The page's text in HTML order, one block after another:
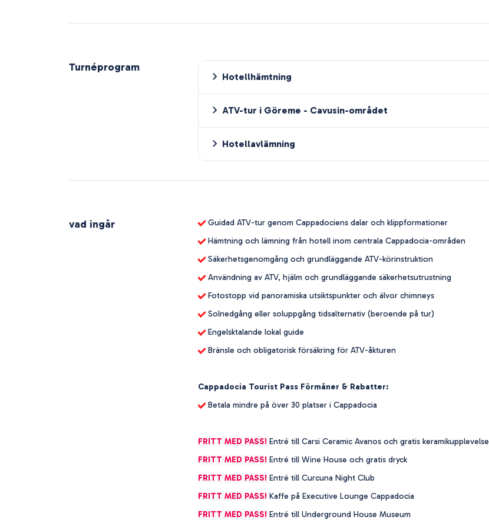
Turnéprogram
Hotellhämtning
ATV-tur i Göreme - Cavusin-området
Hotellavlämning
vad ingår
Guidad ATV-tur genom Cappadociens dalar och klippformationer
Hämtning och lämning från hotell inom centrala Cappadocia-områden
Säkerhetsgenomgång och grundläggande ATV-körinstruktion
Användning av ATV, hjälm och grundläggande säkerhetsutrustning
Fotostopp vid panoramiska utsiktspunkter och älvor chimneys
Solnedgång eller soluppgång tidsalternativ (beroende på tur)
Engelsktalande lokal guide
Bränsle och obligatorisk försäkring för ATV-åkturen
Cappadocia Tourist Pass Förmåner & Rabatter:
Betala mindre på över 30 platser i Cappadocia
FRITT MED PASS! Entré till Carsi Ceramic Avanos och gratis keramikupplevelse
FRITT MED PASS! Entré till Wine House och gratis dryck
FRITT MED PASS! Entré till Curcuna Night Club
FRITT MED PASS! Kaffe på Executive Lounge Cappadocia
FRITT MED PASS! Entré till Underground House Museum